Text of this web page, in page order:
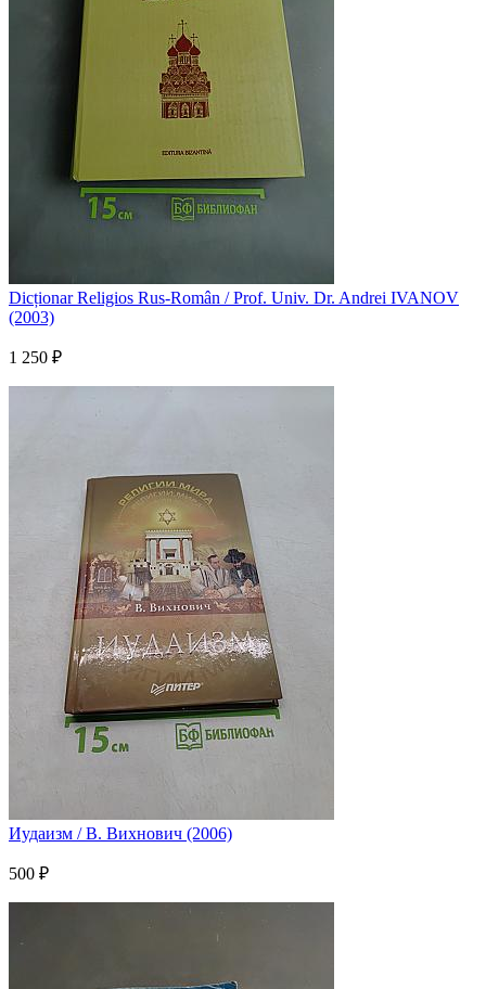
Dicționar Religios Rus-Român / Prof. Univ. Dr. Andrei IVANOV
(2003)
1 250 ₽
Иудаизм / В. Вихнович (2006)
500 ₽